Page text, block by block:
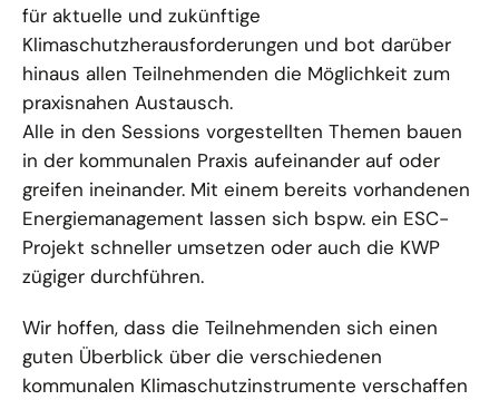
für aktuelle und zukünftige
Klimaschutzherausforderungen und bot darüber
hinaus allen Teilnehmenden die Möglichkeit zum
praxisnahen Austausch.
Alle in den Sessions vorgestellten Themen bauen
in der kommunalen Praxis aufeinander auf oder
greifen ineinander. Mit einem bereits vorhandenen
Energiemanagement lassen sich bspw. ein ESC-
Projekt schneller umsetzen oder auch die KWP
zügiger durchführen.
Wir hoffen, dass die Teilnehmenden sich einen
guten Überblick über die verschiedenen
kommunalen Klimaschutzinstrumente verschaffen